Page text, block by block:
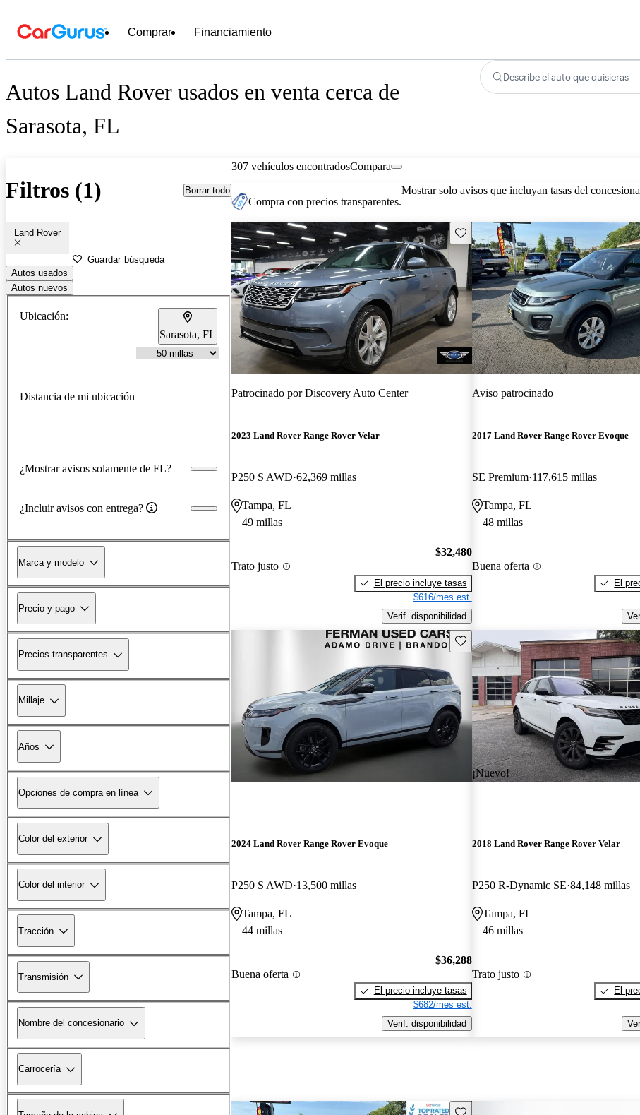
Comprar Financiamiento
Autos Land Rover usados en venta cerca de
Sarasota, FL
Describe el auto que quisieras
Filtros (1) Borrar todo
Land Rover
Guardar búsqueda
Autos usados
Autos nuevos
Ubicación:
Sarasota, FL
Distancia de mi ubicación
¿Mostrar avisos solamente de FL?
¿Incluir avisos con entrega?
Marca y modelo
Precio y pago
Precios transparentes
Millaje
Años
Opciones de compra en línea
Color del exterior
Color del interior
Tracción
Transmisión
Nombre del concesionario
Carrocería
307 vehículos encontradosCompara
Compra con precios transparentes.
Mostrar solo avisos que incluyan tasas del
Guarda este Aviso
Patrocinado porDiscovery Auto Center
2023 Land Rover Range Rover Velar
P250 S AWD 62,369 millas
Tampa, FL
49 millas
Trato justo
$32,480
El precio incluye tasas
$616/mes est.
Verif. disponibilidad
Aviso patrocinado
2017 Land Rover Range Rover Evoque
SE Premium 117,615 millas
Tampa, FL
48 millas
Buena oferta
El
Guarda este Aviso
2024 Land Rover Range Rover Evoque
P250 S AWD 13,500 millas
Tampa, FL
44 millas
Buena oferta
$36,288
El precio incluye tasas
$682/mes est.
Verif. disponibilidad
¡Nuevo!
2018 Land Rover Range Rover Velar
P250 R-Dynamic SE 84,148 millas
Tampa, FL
46 millas
Trato justo
El
Guarda este Aviso